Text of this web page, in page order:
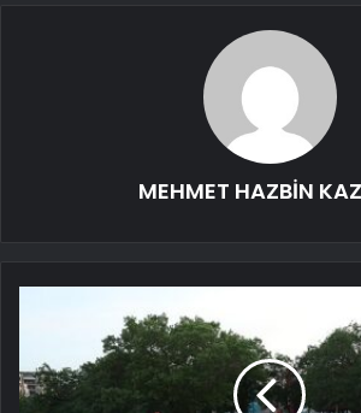
MEHMET HAZBİN